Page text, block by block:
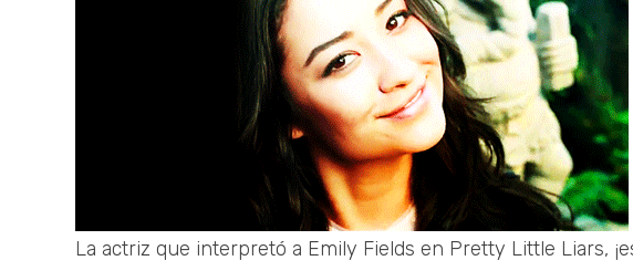
La actriz que interpretó a Emily Fields en Pretty Little Liars,